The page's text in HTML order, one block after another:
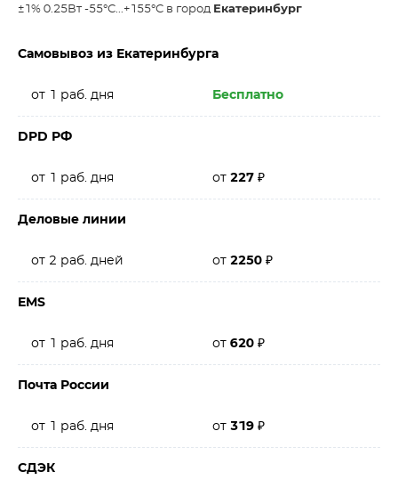
±1% 0.25Вт -55°С...+155°С в город Екатеринбург
Самовывоз из Екатеринбурга
от 1 раб. дня Бесплатно
DPD РФ
от 1 раб. дня от 227 ₽
Деловые линии
от 2 раб. дней от 2250 ₽
EMS
от 1 раб. дня от 620 ₽
Почта России
от 1 раб. дня от 319 ₽
СДЭК